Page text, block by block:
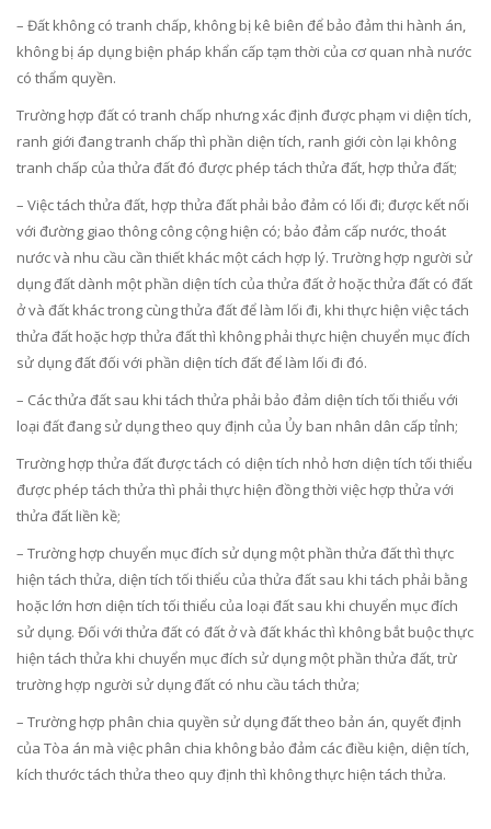
– Đất không có tranh chấp, không bị kê biên để bảo đảm thi hành án,
không bị áp dụng biện pháp khẩn cấp tạm thời của cơ quan nhà nước
có thẩm quyền.
Trường hợp đất có tranh chấp nhưng xác định được phạm vi diện tích,
ranh giới đang tranh chấp thì phần diện tích, ranh giới còn lại không
tranh chấp của thửa đất đó được phép tách thửa đất, hợp thửa đất;
– Việc tách thửa đất, hợp thửa đất phải bảo đảm có lối đi; được kết nối
với đường giao thông công cộng hiện có; bảo đảm cấp nước, thoát
nước và nhu cầu cần thiết khác một cách hợp lý. Trường hợp người sử
dụng đất dành một phần diện tích của thửa đất ở hoặc thửa đất có đất
ở và đất khác trong cùng thửa đất để làm lối đi, khi thực hiện việc tách
thửa đất hoặc hợp thửa đất thì không phải thực hiện chuyển mục đích
sử dụng đất đối với phần diện tích đất để làm lối đi đó.
– Các thửa đất sau khi tách thửa phải bảo đảm diện tích tối thiểu với
loại đất đang sử dụng theo quy định của Ủy ban nhân dân cấp tỉnh;
Trường hợp thửa đất được tách có diện tích nhỏ hơn diện tích tối thiểu
được phép tách thửa thì phải thực hiện đồng thời việc hợp thửa với
thửa đất liền kề;
– Trường hợp chuyển mục đích sử dụng một phần thửa đất thì thực
hiện tách thửa, diện tích tối thiểu của thửa đất sau khi tách phải bằng
hoặc lớn hơn diện tích tối thiểu của loại đất sau khi chuyển mục đích
sử dụng. Đối với thửa đất có đất ở và đất khác thì không bắt buộc thực
hiện tách thửa khi chuyển mục đích sử dụng một phần thửa đất, trừ
trường hợp người sử dụng đất có nhu cầu tách thửa;
– Trường hợp phân chia quyền sử dụng đất theo bản án, quyết định
của Tòa án mà việc phân chia không bảo đảm các điều kiện, diện tích,
kích thước tách thửa theo quy định thì không thực hiện tách thửa.